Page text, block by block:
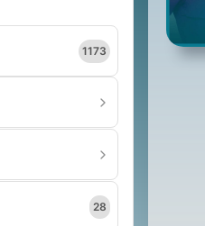
1173
28